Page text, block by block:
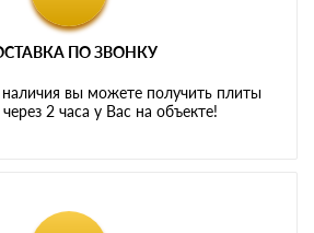
ПО ЗВОНКУ
вы можете получить плиты
2 часа у Вас на объекте!